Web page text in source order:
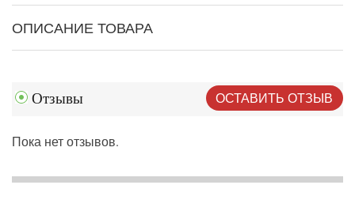
ОПИСАНИЕ ТОВАРА
Отзывы ОСТАВИТЬ ОТЗЫВ
Пока нет отзывов.